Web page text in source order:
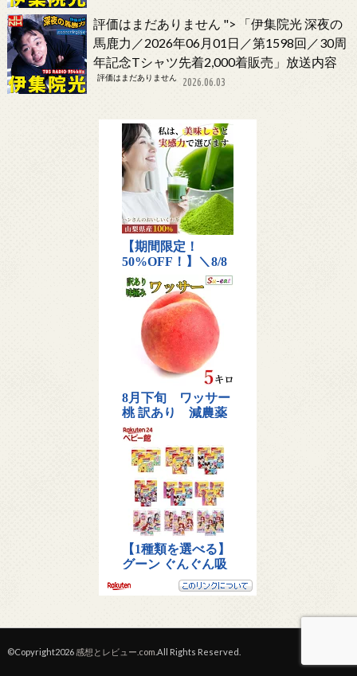
評価はまだありません ">
「伊集院光 深夜の
馬鹿力／2026年06月01日／第1598回／30周
年記念Tシャツ先着2,000着販売」放送内容
評価はまだありません 2026.06.03
©Copyright2026感想とレビュー.com .All Rights Reserved.